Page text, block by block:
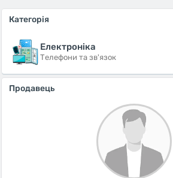
Категорія
Електроніка
Телефони та зв'язок
Продавець